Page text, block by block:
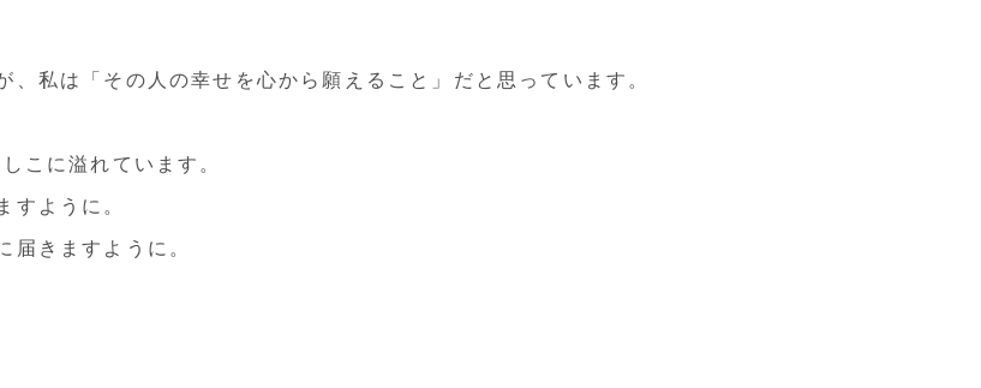
私は「その人の幸せを心から願えること」だと思っています。
こに溢れています。
すように。
きますように。